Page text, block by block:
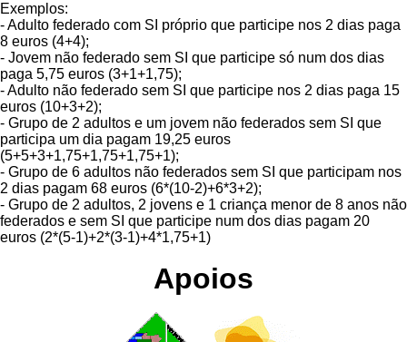
Exemplos:
- Adulto federado com SI próprio que participe nos 2 dias paga
8 euros (4+4);
- Jovem não federado sem SI que participe só num dos dias
paga 5,75 euros (3+1+1,75);
- Adulto não federado sem SI que participe nos 2 dias paga 15
euros (10+3+2);
- Grupo de 2 adultos e um jovem não federados sem SI que
participa um dia pagam 19,25 euros
(5+5+3+1,75+1,75+1,75+1);
- Grupo de 6 adultos não federados sem SI que participam nos
2 dias pagam 68 euros (6*(10-2)+6*3+2);
- Grupo de 2 adultos, 2 jovens e 1 criança menor de 8 anos não
federados e sem SI que participe num dos dias pagam 20
euros (2*(5-1)+2*(3-1)+4*1,75+1)
Apoios